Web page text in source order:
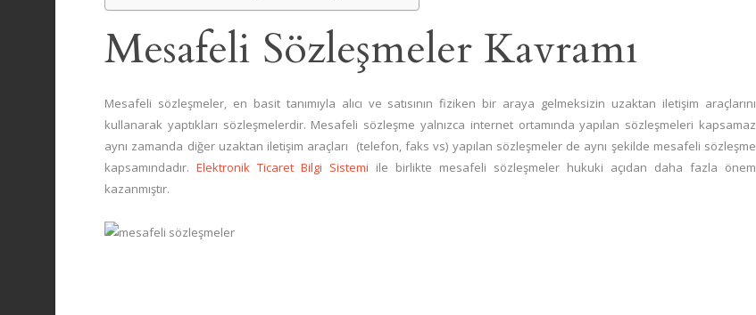
Mesafeli Sözleşmeler Kavramı
Mesafeli sözleşmeler, en basit tanımıyla alıcı ve satısının fiziken bir araya gelmeksizin uzaktan iletişim araçlarını
kullanarak yaptıkları sözleşmelerdir. Mesafeli sözleşme yalnızca internet ortamında yapılan sözleşmeleri kapsamaz
aynı zamanda diğer uzaktan iletişim araçları (telefon, faks vs) yapılan sözleşmeler de aynı şekilde mesafeli sözleşme
kapsamındadır. Elektronik Ticaret Bilgi Sistemi ile birlikte mesafeli sözleşmeler hukuki açıdan daha fazla önem
kazanmıştır.